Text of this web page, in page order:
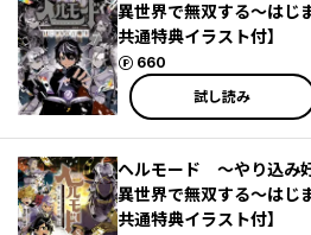
異世界で無双する～はじ
共通特典イラスト付】
660
ポイント
試し読み
ヘルモード ～やり込み
異世界で無双する～はじ
共通特典イラスト付】